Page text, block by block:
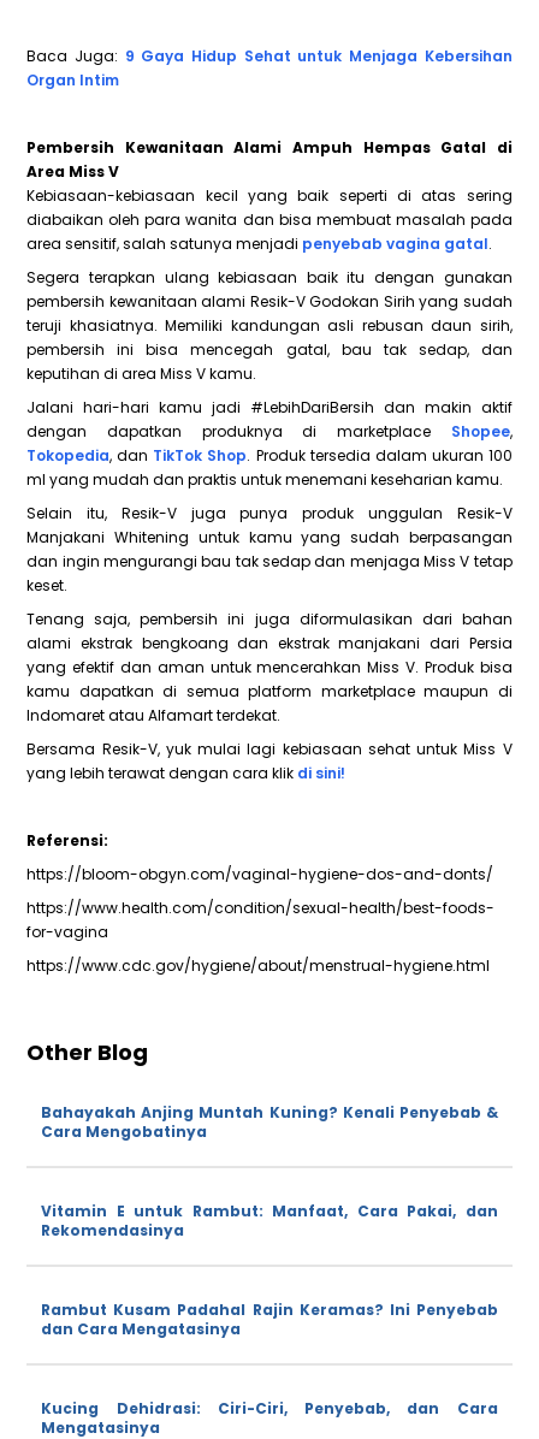
Baca Juga: 9 Gaya Hidup Sehat untuk Menjaga Kebersihan
Organ Intim
Pembersih Kewanitaan Alami Ampuh Hempas Gatal di
Area Miss V
Kebiasaan-kebiasaan kecil yang baik seperti di atas sering
diabaikan oleh para wanita dan bisa membuat masalah pada
area sensitif, salah satunya menjadi penyebab vagina gatal.
Segera terapkan ulang kebiasaan baik itu dengan gunakan
pembersih kewanitaan alami Resik-V Godokan Sirih yang sudah
teruji khasiatnya. Memiliki kandungan asli rebusan daun sirih,
pembersih ini bisa mencegah gatal, bau tak sedap, dan
keputihan di area Miss V kamu.
Jalani hari-hari kamu jadi #LebihDariBersih dan makin aktif
dengan dapatkan produknya di marketplace Shopee,
Tokopedia, dan TikTok Shop. Produk tersedia dalam ukuran 100
ml yang mudah dan praktis untuk menemani keseharian kamu.
Selain itu, Resik-V juga punya produk unggulan Resik-V
Manjakani Whitening untuk kamu yang sudah berpasangan
dan ingin mengurangi bau tak sedap dan menjaga Miss V tetap
keset.
Tenang saja, pembersih ini juga diformulasikan dari bahan
alami ekstrak bengkoang dan ekstrak manjakani dari Persia
yang efektif dan aman untuk mencerahkan Miss V. Produk bisa
kamu dapatkan di semua platform marketplace maupun di
Indomaret atau Alfamart terdekat.
Bersama Resik-V, yuk mulai lagi kebiasaan sehat untuk Miss V
yang lebih terawat dengan cara klik di sini!
Referensi:
https://bloom-obgyn.com/vaginal-hygiene-dos-and-donts/
https://www.health.com/condition/sexual-health/best-foods-
for-vagina
https://www.cdc.gov/hygiene/about/menstrual-hygiene.html
Other Blog
Bahayakah Anjing Muntah Kuning? Kenali Penyebab &
Cara Mengobatinya
Vitamin E untuk Rambut: Manfaat, Cara Pakai, dan
Rekomendasinya
Rambut Kusam Padahal Rajin Keramas? Ini Penyebab
dan Cara Mengatasinya
Kucing Dehidrasi: Ciri-Ciri, Penyebab, dan Cara
Mengatasinya